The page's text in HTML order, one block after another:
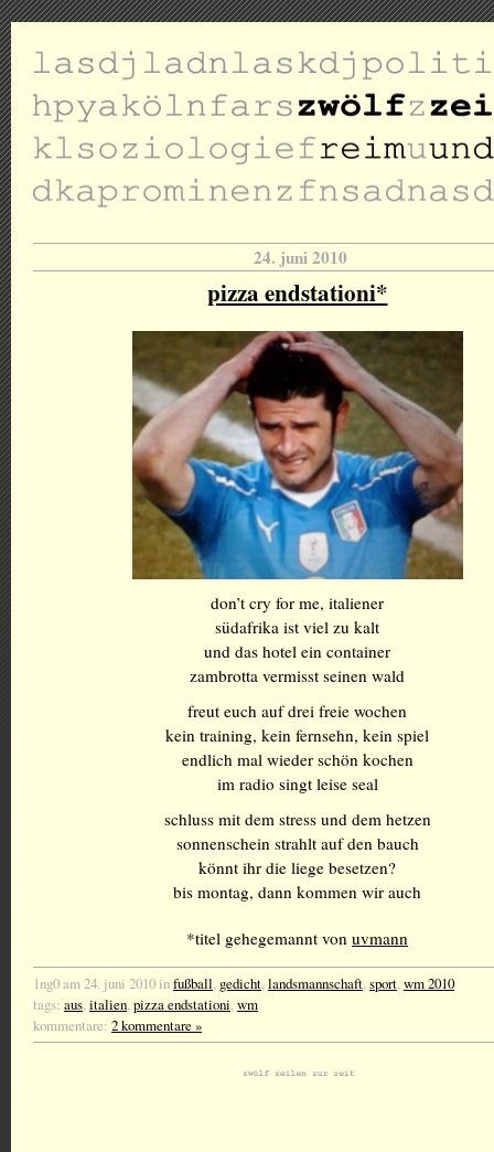
24. juni 2010
pizza endstationi*
don’t cry for me, italiener
südafrika ist viel zu kalt
und das hotel ein container
zambrotta vermisst seinen wald
freut euch auf drei freie wochen
kein training, kein fernsehn, kein spiel
endlich mal wieder schön kochen
im radio singt leise seal
schluss mit dem stress und dem hetzen
sonnenschein strahlt auf den bauch
könnt ihr die liege besetzen?
bis montag, dann kommen wir auch
*titel gehegemannt von uvmann
1ng0 am 24. juni 2010 infußball, gedicht,landsmannschaft,sport,wm 2010
tags: aus,italien,pizza endstationi,wm
kommentare: 2 kommentare »